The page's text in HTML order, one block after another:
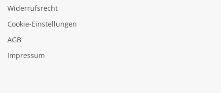
Widerrufsrecht
Cookie‑Einstellungen
AGB
Impressum